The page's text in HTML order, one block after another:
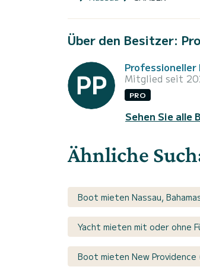
Über den Besitzer:
Mitglied seit
PRO
Sehen Sie alle
Ähnliche
Boot mieten Nassau,
Yacht mieten mit oder ohne
Boot mieten New Providence